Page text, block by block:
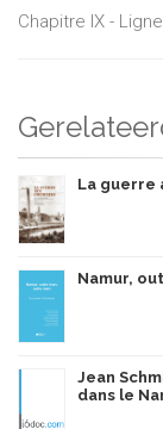
Chapitre IX -
La guerre
Namur,
Jean
dans le